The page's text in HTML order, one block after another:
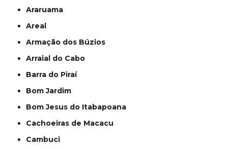
Araruama
Areal
Armação dos Búzios
Arraial do Cabo
Barra do Piraí
Bom Jardim
Bom Jesus do Itabapoana
Cachoeiras de Macacu
Cambuci